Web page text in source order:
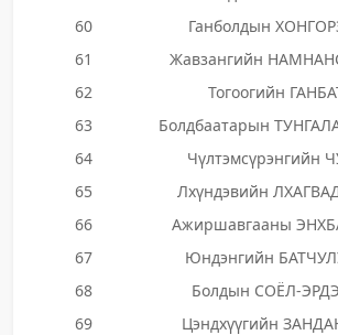
60
Ганболдын
61
Жавзангийн
62
Тогоогийн
63
Болдбаатарын
64
Чүлтэмсүрэнгийн
65
Лхүндэвийн
66
Ажиршавгааны
67
Юндэнгийн
68
Болдын СОЁЛ-
69
Цэндхүүгийн